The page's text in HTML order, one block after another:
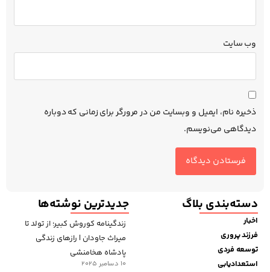
وب‌ سایت
ذخیره نام، ایمیل و وبسایت من در مرورگر برای زمانی که دوباره
دیدگاهی می‌نویسم.
دسته‌بندی بلاگ
اخبار
فرزند پروری
توسعه فردی
استعدادیابی
جدیدترین نوشته‌ها
زندگینامه کوروش کبیر؛ از تولد تا
میراث جاودان | رازهای زندگی
پادشاه هخامنشی
10 دسامبر 2025